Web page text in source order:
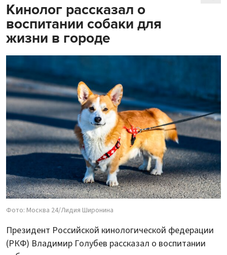
Кинолог рассказал о
воспитании собаки для
жизни в городе
Фото: Москва 24/Лидия Широнина
Президент Российской кинологической федерации
(РКФ) Владимир Голубев рассказал о воспитании